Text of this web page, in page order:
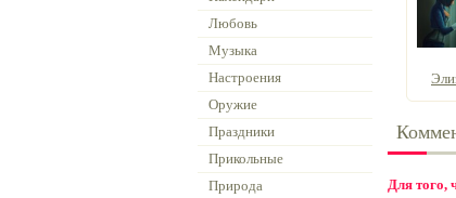
Любовь
Музыка
Настроения
Оружие
Праздники
Прикольные
Природа
Для того,